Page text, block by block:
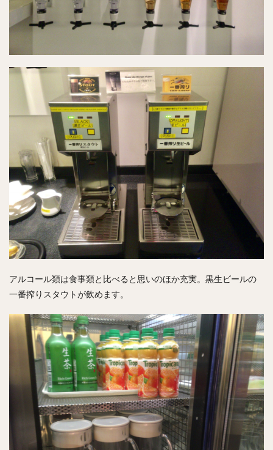
アルコール類は食事類と比べると思いのほか充実。黒生ビールの
一番搾りスタウトが飲めます。